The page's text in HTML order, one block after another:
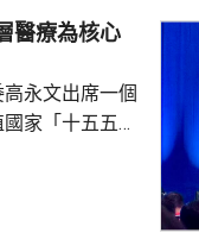
及時察覺引流
低於合理預期
醫療為核心
永文出席一個
家「十五五」
能單靠興建醫